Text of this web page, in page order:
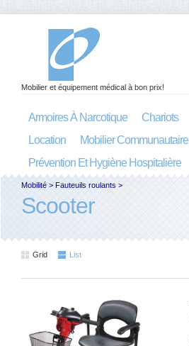
Mobilier et équipement médical à bon prix!
Armoires À Narcotique Chariots
Location
Mobilier Communautaire
Prévention Et Hygiène Hospitalière
Mobilité > Fauteuils roulants >
Scooter
Grid List